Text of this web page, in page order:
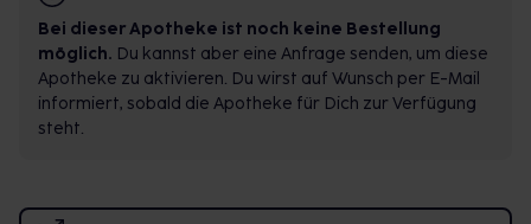
Bei dieser Apotheke ist noch keine Bestellung
möglich. Du kannst aber eine Anfrage senden, um diese
Apotheke zu aktivieren. Du wirst auf Wunsch per E-Mail
informiert, sobald die Apotheke für Dich zur Verfügung
steht.